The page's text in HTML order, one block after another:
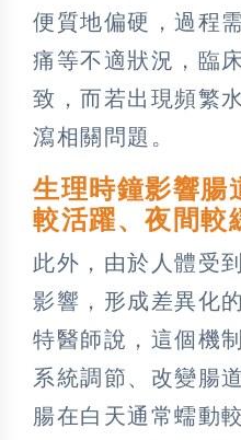
便質地偏硬，過程
痛等不適狀況，臨
致，而若出現頻繁
瀉相關問題。
生理時鐘影響
較活躍、夜間較
此外，由於人體受
影響，形成差異化
特醫師說，這個機
系統調節、改變腸
腸在白天通常蠕動